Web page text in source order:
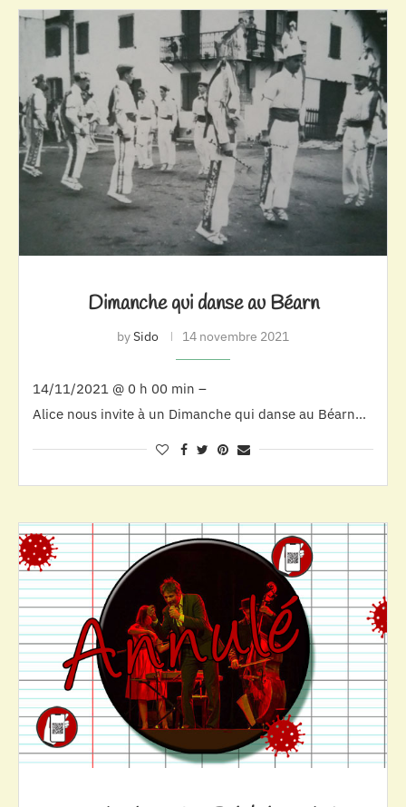
Dimanche qui danse au Béarn
bySido 14 novembre 2021
14/11/2021 @ 0 h 00 min –
Alice nous invite à un Dimanche qui danse au Béarn…